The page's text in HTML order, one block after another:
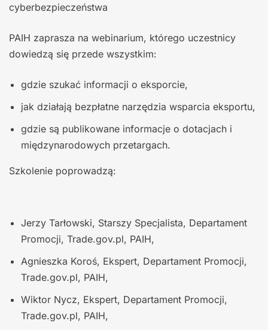
cyberbezpieczeństwa
PAIH zaprasza na webinarium, którego uczestnicy
dowiedzą się przede wszystkim:
gdzie szukać informacji o eksporcie,
jak działają bezpłatne narzędzia wsparcia eksportu,
gdzie są publikowane informacje o dotacjach i
międzynarodowych przetargach.
Szkolenie poprowadzą:
Jerzy Tarłowski, Starszy Specjalista, Departament
Promocji, Trade.gov.pl, PAIH,
Agnieszka Koroś, Ekspert, Departament Promocji,
Trade.gov.pl, PAIH,
Wiktor Nycz, Ekspert, Departament Promocji,
Trade.gov.pl, PAIH,